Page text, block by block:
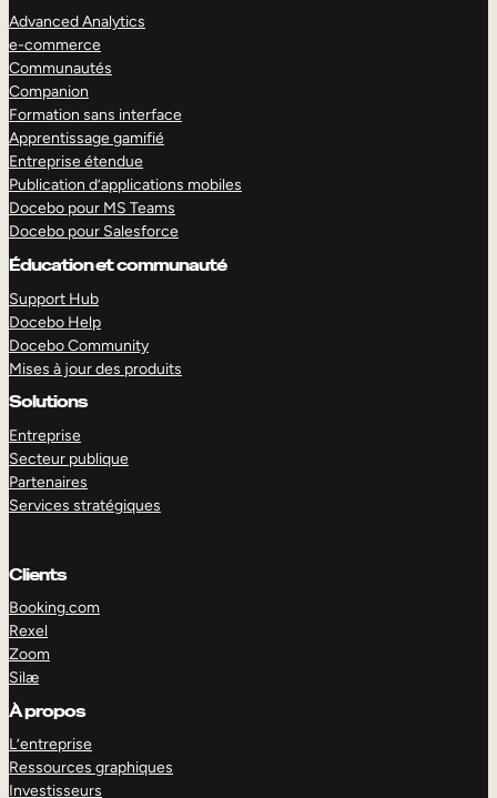
Advanced Analytics
e-commerce
Communautés
Companion
Formation sans interface
Apprentissage gamifié
Entreprise étendue
Publication d’applications mobiles
Docebo pour MS Teams
Docebo pour Salesforce
Éducation et communauté
Support Hub
Docebo Help
Docebo Community
Mises à jour des produits
Solutions
Entreprise
Secteur publique
Partenaires
Services stratégiques
Clients
Booking.com
Rexel
Zoom
Silæ
À propos
L’entreprise
Ressources graphiques
Investisseurs